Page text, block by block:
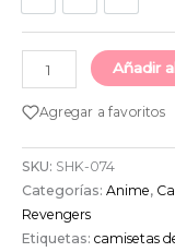
Añadir
Agregar a favoritos
SKU: SHK-074
Categorías: Anime,
Revengers
Etiquetas: camisetas